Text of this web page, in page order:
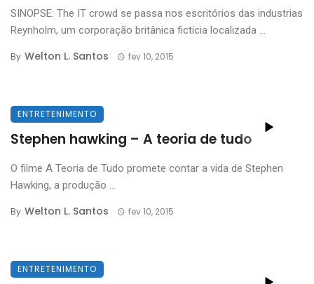
SINOPSE: The IT crowd se passa nos escritórios das industrias
Reynholm, um corporação britânica fictícia localizada ...
By Welton L. Santos fev 10, 2015
ENTRETENIMENTO
Stephen hawking – A teoria de tudo
O filme A Teoria de Tudo promete contar a vida de Stephen
Hawking, a produção ...
By Welton L. Santos fev 10, 2015
ENTRETENIMENTO